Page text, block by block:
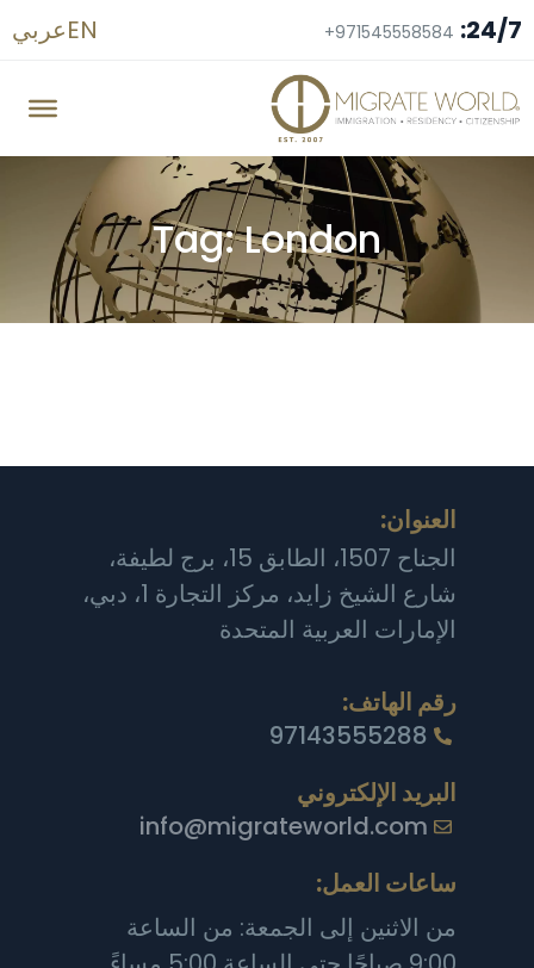
24/7:
+971545558584
ENعربي
Tag: London
العنوان:
الجناح 1507، الطابق 15، برج لطيفة،
شارع الشيخ زايد، مركز التجارة 1، دبي،
الإمارات العربية المتحدة
رقم الهاتف:
97143555288
البريد الإلكتروني
info@migrateworld.com
ساعات العمل:
من الاثنين إلى الجمعة: من الساعة